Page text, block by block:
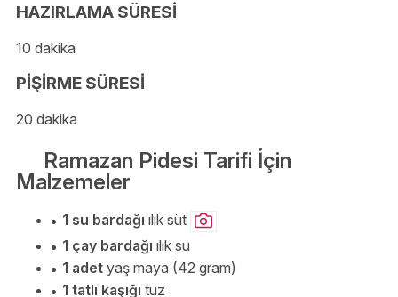
HAZIRLAMA SÜRESİ
10 dakika
PİŞİRME SÜRESİ
20 dakika
Ramazan Pidesi Tarifi İçin
Malzemeler
1 su bardağı ılık süt
1 çay bardağı ılık su
1 adet yaş maya (42 gram)
1 tatlı kaşığı tuz